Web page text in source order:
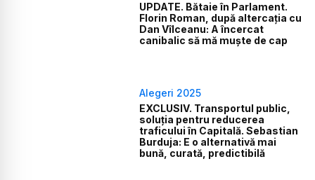
UPDATE. Bătaie în Parlament.
Florin Roman, după altercația cu
Dan Vîlceanu: A încercat
canibalic să mă muște de cap
Alegeri 2025
EXCLUSIV. Transportul public,
soluția pentru reducerea
traficului în Capitală. Sebastian
Burduja: E o alternativă mai
bună, curată, predictibilă